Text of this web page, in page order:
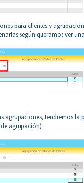
para clientes y
según queramos ver
agrupaciones, tendremos la
agrupación):